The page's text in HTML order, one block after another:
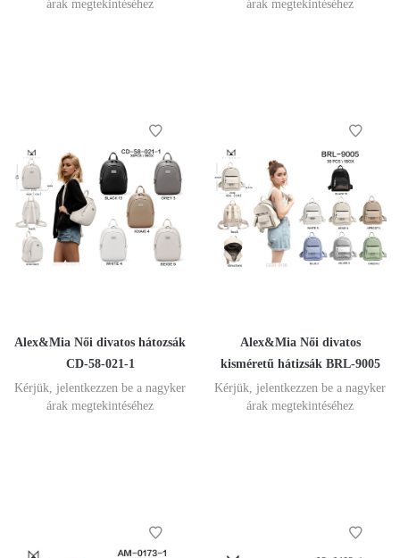
árak megtekintéséhez
árak megtekintéséhez
Alex&Mia Női divatos hátozsák
CD-58-021-1
Kérjük, jelentkezzen be a nagyker
árak megtekintéséhez
Alex&Mia Női divatos
kisméretű hátizsák BRL-9005
Kérjük, jelentkezzen be a nagyker
árak megtekintéséhez